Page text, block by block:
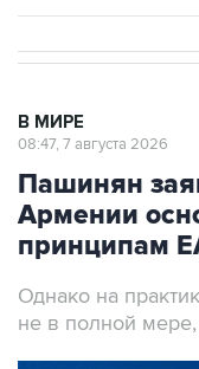
В МИРЕ
08:47, 7 августа 2026
Пашинян
Армении
принципам
Однако на
не в полной